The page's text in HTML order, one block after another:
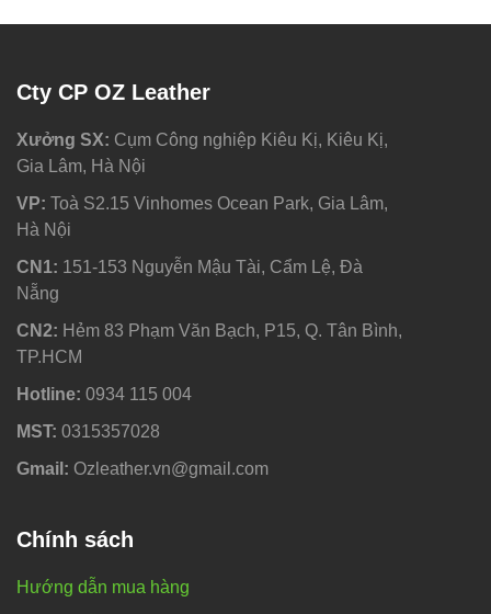
Cty CP OZ Leather
Xưởng SX: Cụm Công nghiệp Kiêu Kị, Kiêu Kị,
Gia Lâm, Hà Nội
VP: Toà S2.15 Vinhomes Ocean Park, Gia Lâm,
Hà Nội
CN1: 151-153 Nguyễn Mậu Tài, Cẩm Lệ, Đà
Nẵng
CN2: Hẻm 83 Phạm Văn Bạch, P15, Q. Tân Bình,
TP.HCM
Hotline: 0934 115 004
MST: 0315357028
Gmail: Ozleather.vn@gmail.com
Chính sách
Hướng dẫn mua hàng